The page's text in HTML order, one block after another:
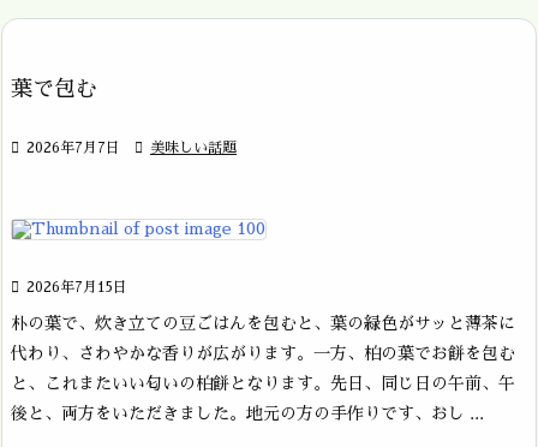
葉で包む
 2026年7月7日  美味しい話題
 2026年7月15日
朴の葉で、炊き立ての豆ごはんを包むと、葉の緑色がサッと薄茶に
代わり、さわやかな香りが広がります。一方、柏の葉でお餅を包む
と、これまたいい匂いの柏餅となります。先日、同じ日の午前、午
後と、両方をいただきました。地元の方の手作りです、おし ...